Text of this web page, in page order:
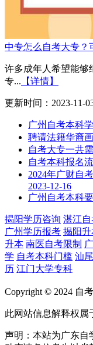
中专怎么自考大专？
许多成年人希望能够
专... 【详情】
更新时间：2023-11-
广州自考本科
聘请法籍华裔
自考大专一共
自考本科报名
2024年广财自
2023-12-16
广州自考本科
揭阳学历咨询 湛江
广州学历报考 揭阳
升本 南医自考限制
学 自考本科门槛 汕
历 江门大学专科
Copyright © 2024 自
此网站信息解释权属
声明：本站为广东自